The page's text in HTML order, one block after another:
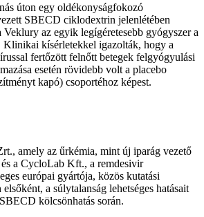
úton egy oldékonyságfokozó
SBECD ciklodextrin jelenlétében
Veklury az egyik legígéretesebb gyógyszer a
kísérletekkel igazolták, hogy a
fertőzött felnőtt betegek felgyógyulási
esetén rövidebb volt a placebo
kapó) csoportéhoz képest.
amely az űrkémia, mint új iparág vezető
a CycloLab Kft., a remdesivir
európai gyártója, közös kutatási
a súlytalanság lehetséges hatásait
kölcsönhatás során.